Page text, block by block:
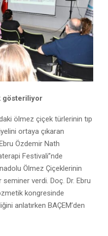
gösteriliyor
ölmez çiçek türlerinin tıp
ortaya çıkaran
Özdemir Nath
Festivali”nde
Ölmez Çiçeklerinin
verdi. Doç. Dr. Ebru
kongresinde
anlatırken BAÇEM’den